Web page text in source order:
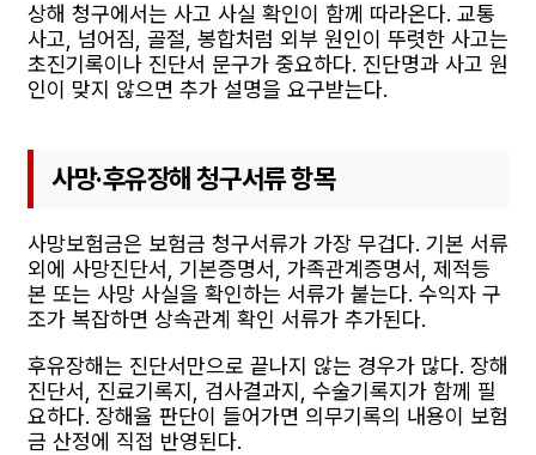
상해 청구에서는 사고 사실 확인이 함께 따라온다. 교통
사고, 넘어짐, 골절, 봉합처럼 외부 원인이 뚜렷한 사고는
초진기록이나 진단서 문구가 중요하다. 진단명과 사고 원
인이 맞지 않으면 추가 설명을 요구받는다.
사망·후유장해 청구서류 항목
사망보험금은 보험금 청구서류가 가장 무겁다. 기본 서류
외에 사망진단서, 기본증명서, 가족관계증명서, 제적등
본 또는 사망 사실을 확인하는 서류가 붙는다. 수익자 구
조가 복잡하면 상속관계 확인 서류가 추가된다.
후유장해는 진단서만으로 끝나지 않는 경우가 많다. 장해
진단서, 진료기록지, 검사결과지, 수술기록지가 함께 필
요하다. 장해율 판단이 들어가면 의무기록의 내용이 보험
금 산정에 직접 반영된다.